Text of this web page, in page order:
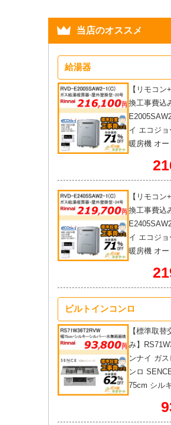
当店のオススメ
給湯器
【リモコ
換工事費込
イ エコジ
暖房機 オー
【リモコ
換工事費込
イ エコジ
暖房機 オー
ビルトインコンロ
【標準取
み】
ンナイ ガ
ンロ
75cm シル